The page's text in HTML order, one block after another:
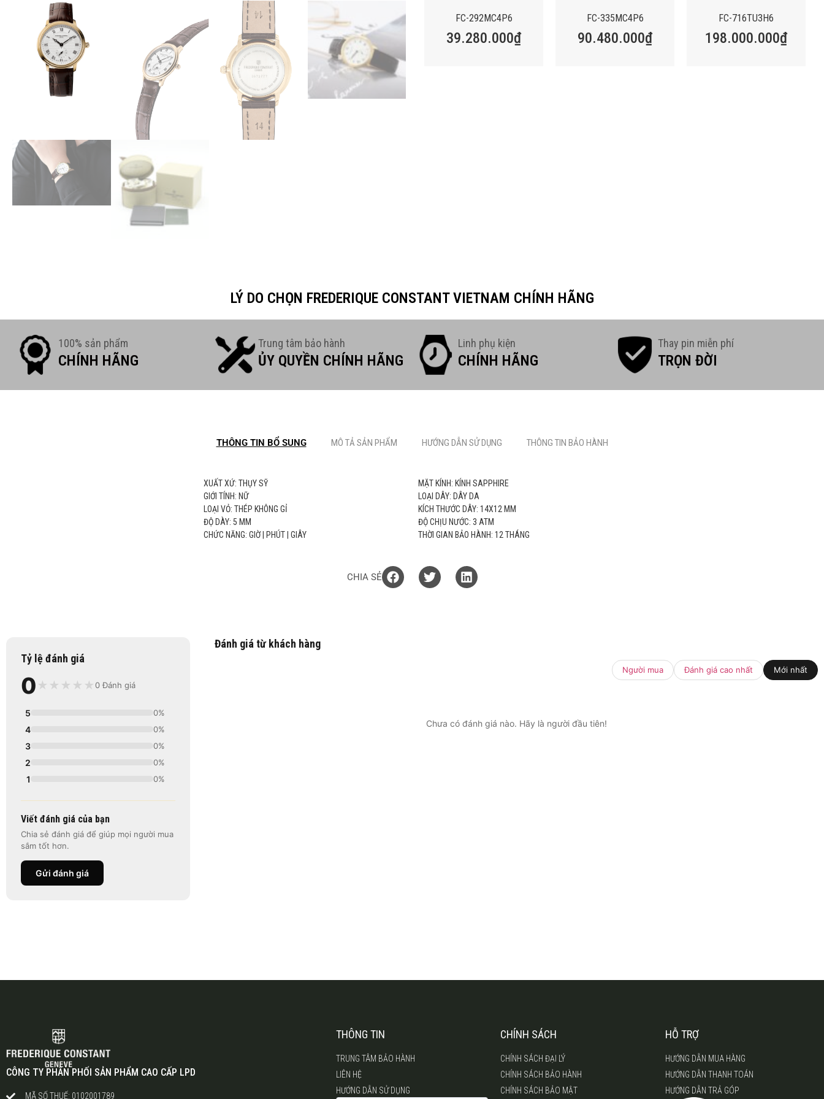
FC-292MC4P6
39.280.000₫
FC-335MC4P6
90.480.000₫
FC-716TU3H6
198.000.000₫
LÝ DO CHỌN FREDERIQUE CONSTANT VIETNAM CHÍNH HÃNG
100% sản phẩm
CHÍNH HÃNG
Trung tâm bảo hành
ỦY QUYỀN CHÍNH HÃNG
Linh phụ kiện
CHÍNH HÃNG
Thay pin miễn phí
TRỌN ĐỜI
THÔNG TIN BỔ SUNG MÔ TẢ SẢN PHẨM HƯỚNG DẪN SỬ DỤNG THÔNG TIN BẢO HÀNH
XUẤT XỨ: THỤY SỸ
GIỚI TÍNH: NỮ
LOẠI VỎ: THÉP KHÔNG GỈ
ĐỘ DÀY: 5 MM
CHỨC NĂNG: GIỜ | PHÚT | GIÂY
MẶT KÍNH: KÍNH SAPPHIRE
LOẠI DÂY: DÂY DA
KÍCH THƯỚC DÂY: 14X12 MM
ĐỘ CHỊU NƯỚC: 3 ATM
THỜI GIAN BẢO HÀNH: 12 THÁNG
CHIA SẺ
Tỷ lệ đánh giá
0 ★ ★ ★ ★ ★0 Đánh giá
5 0%
4 0%
3 0%
2 0%
1 0%
Viết đánh giá của bạn
Chia sẻ đánh giá để giúp mọi người mua
sắm tốt hơn.
Gửi đánh giá
Đánh giá từ khách hàng
Người mua Đánh giá cao nhất Mới nhất
Chưa có đánh giá nào. Hãy là người đầu tiên!
CÔNG TY PHÂN PHỐI SẢN PHẨM CAO CẤP LPD
MÃ SỐ THUẾ: 0102001789
THÔNG TIN
TRUNG TÂM BẢO HÀNH
LIÊN HỆ
HƯỚNG DẪN SỬ DỤNG
CHÍNH SÁCH
CHÍNH SÁCH ĐẠI LÝ
CHÍNH SÁCH BẢO HÀNH
CHÍNH SÁCH BẢO MẬT
HỖ TRỢ
HƯỚNG DẪN MUA HÀNG
HƯỚNG DẪN THANH TOÁN
HƯỚNG DẪN TRẢ GÓP